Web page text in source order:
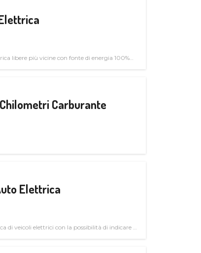
libere più vicine con fonte di energia 100%
Carburante
Elettrica
di veicoli elettrici con la possibilità di indicare le